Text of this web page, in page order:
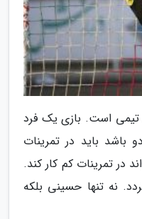
تیمی است. بازی یک فرد
باشد باید در تمرینات
در تمرینات کم کار کند.
نه تنها حسینی بلکه